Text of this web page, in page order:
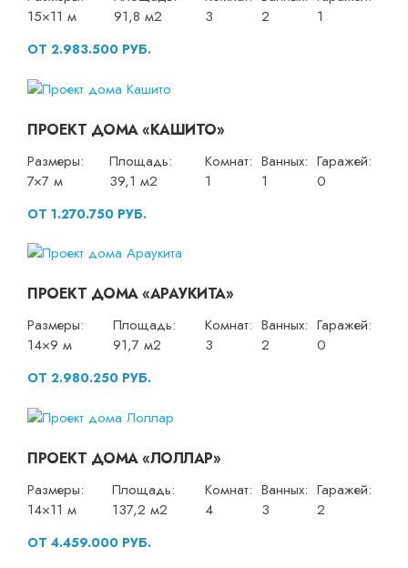
15×11 м
91,8 м2
3
2
1
ОТ 2.983.500 РУБ.
ПРОЕКТ ДОМА «КАШИТО»
Размеры:
7×7 м
Площадь:
39,1 м2
Комнат:
1
Ванных:
1
Гаражей:
0
ОТ 1.270.750 РУБ.
ПРОЕКТ ДОМА «АРАУКИТА»
Размеры:
14×9 м
Площадь:
91,7 м2
Комнат:
3
Ванных:
2
Гаражей:
0
ОТ 2.980.250 РУБ.
ПРОЕКТ ДОМА «ЛОЛЛАР»
Размеры:
14×11 м
Площадь:
137,2 м2
Комнат:
4
Ванных:
3
Гаражей:
2
ОТ 4.459.000 РУБ.